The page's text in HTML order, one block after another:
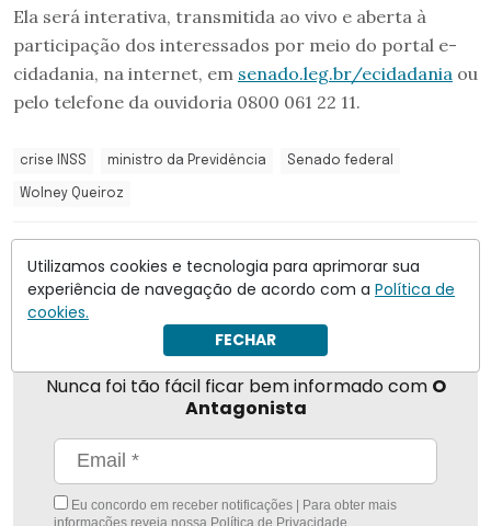
Ela será interativa, transmitida ao vivo e aberta à
participação dos interessados por meio do portal e-
cidadania, na internet, em senado.leg.br/ecidadania ou
pelo telefone da ouvidoria 0800 061 22 11.
crise INSS ministro da Previdência Senado federal
Wolney Queiroz
Compartilhar
Nunca foi tão fácil ficar bem informado com O
Antagonista
Eu concordo em receber notificações | Para obter mais
informações reveja nossa Política de Privacidade
Utilizamos cookies e tecnologia para aprimorar sua
experiência de navegação de acordo com a Política de
cookies.
FECHAR